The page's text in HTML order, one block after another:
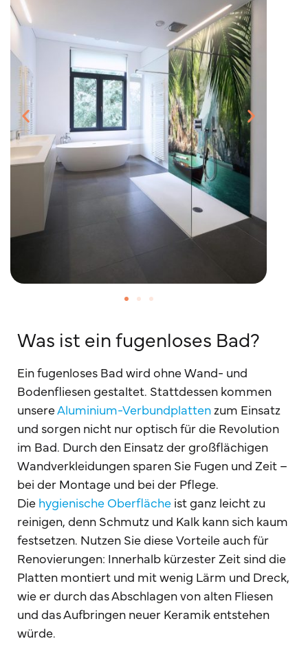
Was ist ein fugenloses Bad?
Ein fugenloses Bad wird ohne Wand- und
Bodenfliesen gestaltet. Stattdessen kommen
unsereAluminium-Verbundplattenzum Einsatz
und sorgen nicht nur optisch für die Revolution
im Bad. Durch den Einsatz der großflächigen
Wandverkleidungen sparen Sie Fugen und Zeit –
bei der Montage und bei der Pflege.
Die hygienische Oberfläche ist ganz leicht zu
reinigen, denn Schmutz und Kalk kann sich kaum
festsetzen. Nutzen Sie diese Vorteile auch für
Renovierungen: Innerhalb kürzester Zeit sind die
Platten montiert und mit wenig Lärm und Dreck,
wie er durch das Abschlagen von alten Fliesen
und das Aufbringen neuer Keramik entstehen
würde.